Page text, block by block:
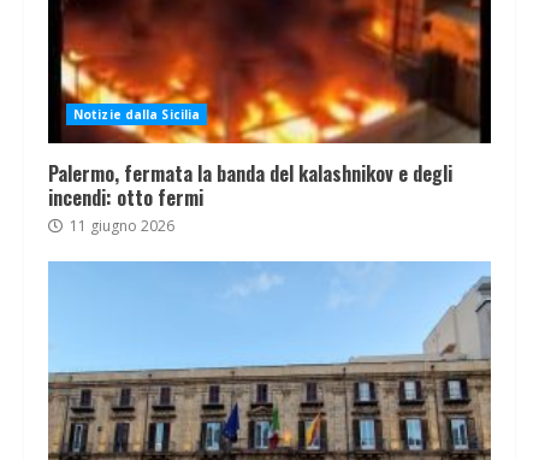
Notizie dalla Sicilia
Palermo, fermata la banda del kalashnikov e degli
incendi: otto fermi
11 giugno 2026